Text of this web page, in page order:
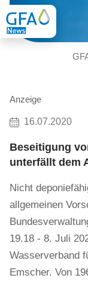
Anzeige
16.07.2020
Beseitigung
unterfällt dem
Nicht
allgemeinen
19.18 - 8. Juli
Wasserverband
Emscher. Von